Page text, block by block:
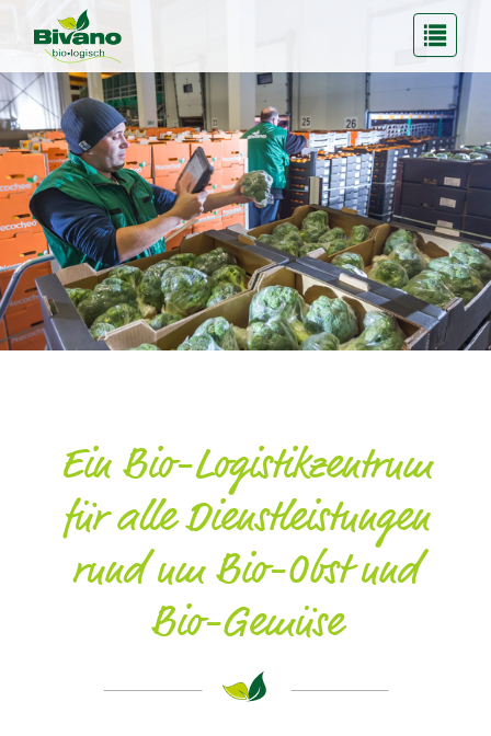
Ein Bio-Logistikzentrum
für alle Dienstleistungen
rund um Bio-Obst und
Bio-Gemüse